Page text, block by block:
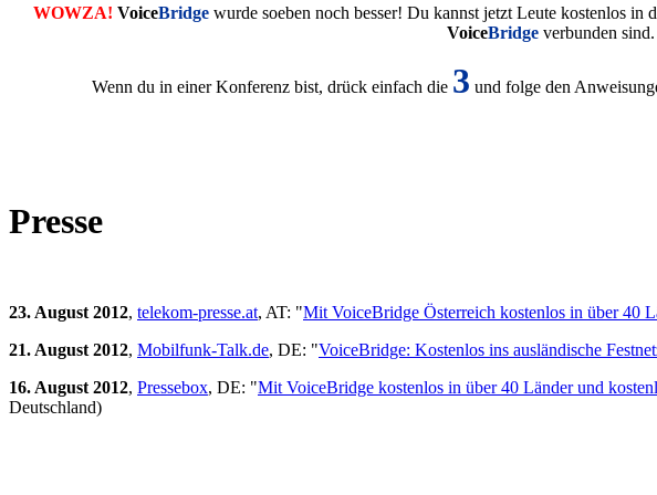
WOWZA! VoiceBridge wurde soeben noch besser! Du kannst jetzt Leute kostenlos
VoiceBridge verbunden sind.
Wenn du in einer Konferenz bist, drück einfach die 3 und folge den
Presse
23. August 2012, telekom-presse.at, AT: "Mit VoiceBridge Österreich kostenlos in über 40
21. August 2012, Mobilfunk-Talk.de, DE: "VoiceBridge: Kostenlos ins ausländische
16. August 2012, Pressebox, DE: "Mit VoiceBridge kostenlos in über 40 Länder und
Deutschland)